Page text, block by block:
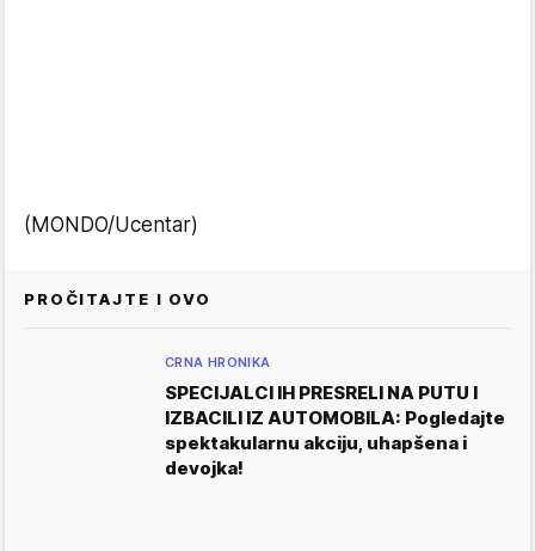
(MONDO/Ucentar)
PROČITAJTE I OVO
CRNA HRONIKA
SPECIJALCI IH PRESRELI NA PUTU I
IZBACILI IZ AUTOMOBILA: Pogledajte
spektakularnu akciju, uhapšena i
devojka!